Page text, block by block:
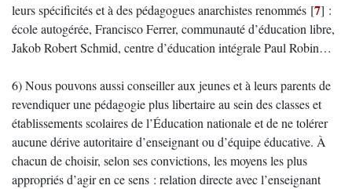
leurs spécificités et à des pédagogues anarchistes renommés [7] :
école autogérée, Francisco Ferrer, communauté d’éducation libre,
Jakob Robert Schmid, centre d’éducation intégrale Paul Robin…
6) Nous pouvons aussi conseiller aux jeunes et à leurs parents de
revendiquer une pédagogie plus libertaire au sein des classes et
établissements scolaires de l’Éducation nationale et de ne tolérer
aucune dérive autoritaire d’enseignant ou d’équipe éducative. À
chacun de choisir, selon ses convictions, les moyens les plus
appropriés d’agir en ce sens : relation directe avec l’enseignant